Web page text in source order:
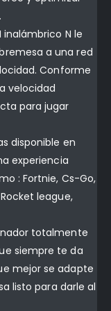
inalámbrico N le
a una red
Conforme
velocidad
para jugar
disponible en
experiencia
: Fortnie, Cs-Go,
league,
totalmente
siempre te da
mejor se adapte
listo para darle al